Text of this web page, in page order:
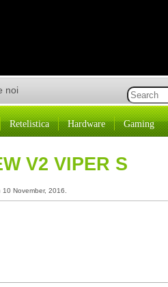
noi
Retelistica Hardware Gaming
V2 VIPER S
10 November, 2016.